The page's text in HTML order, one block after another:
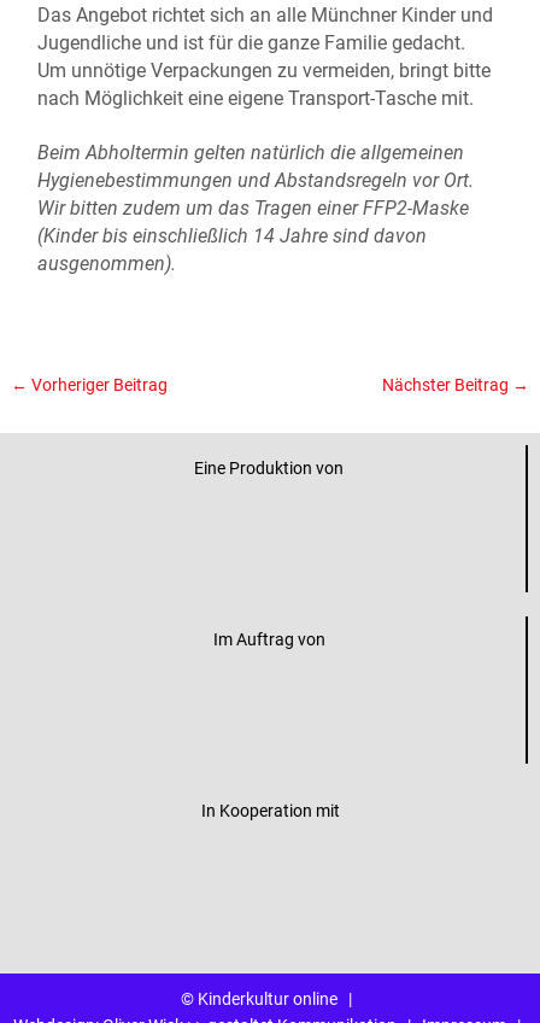
Das Angebot richtet sich an alle Münchner Kinder und
Jugendliche und ist für die ganze Familie gedacht.
Um unnötige Verpackungen zu vermeiden, bringt bitte
nach Möglichkeit eine eigene Transport-Tasche mit.
Beim Abholtermin gelten natürlich die allgemeinen
Hygienebestimmungen und Abstandsregeln vor Ort.
Wir bitten zudem um das Tragen einer FFP2-Maske
(Kinder bis einschließlich 14 Jahre sind davon
ausgenommen).
← Vorheriger Beitrag Nächster Beitrag →
Eine Produktion von
Im Auftrag von
In Kooperation mit
© Kinderkultur online |